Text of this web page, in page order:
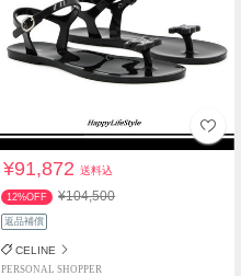
¥91,872送料込
12%OFF ¥104,500
返品補償
CELINE
PERSONAL SHOPPER